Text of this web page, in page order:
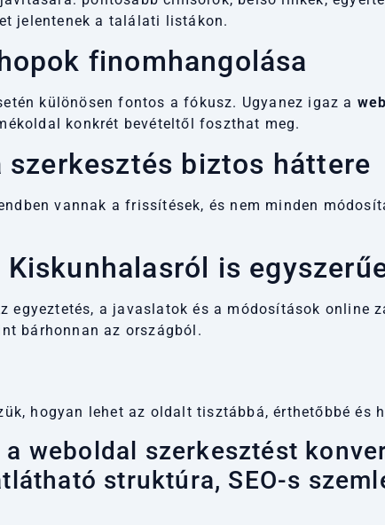
jelentenek a találati listákon.
finomhangolása
különösen fontos a fókusz. Ugyanez igaz a
konkrét bevételtől foszthat meg.
biztos háttere
vannak a frissítések, és nem minden
is
egyeztetés, a javaslatok és a módosítások online
bárhonnan az országból.
hogyan lehet az oldalt tisztábbá, érthetőbbé és
a weboldal szerkesztést
struktúra, SEO-s